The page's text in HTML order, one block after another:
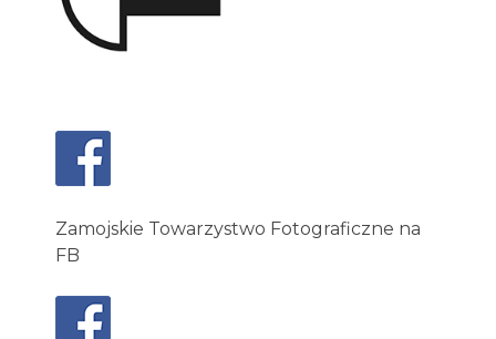
Zamojskie Towarzystwo Fotograficzne na
FB